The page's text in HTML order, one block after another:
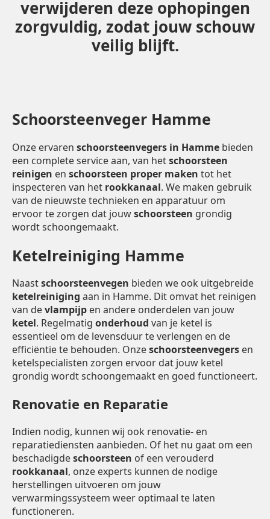
verwijderen deze ophopingen
zorgvuldig, zodat jouw schouw
veilig blijft.
Schoorsteenveger Hamme
Onze ervaren schoorsteenvegers in Hamme bieden
een complete service aan, van hetschoorsteen
reinigen en schoorsteen proper maken tot het
inspecteren van het rookkanaal. We maken gebruik
van de nieuwste technieken en apparatuur om
ervoor te zorgen dat jouwschoorsteen grondig
wordt schoongemaakt.
Ketelreiniging Hamme
Naastschoorsteenvegen bieden we ook uitgebreide
ketelreiniging aan in Hamme. Dit omvat het reinigen
van devlampijp en andere onderdelen van jouw
ketel. Regelmatig onderhoud van je ketel is
essentieel om de levensduur te verlengen en de
efficiëntie te behouden. Onzeschoorsteenvegers en
ketelspecialisten zorgen ervoor dat jouw ketel
grondig wordt schoongemaakt en goed functioneert.
Renovatie en Reparatie
Indien nodig, kunnen wij ook renovatie- en
reparatiediensten aanbieden. Of het nu gaat om een
beschadigdeschoorsteen of een verouderd
rookkanaal, onze experts kunnen de nodige
herstellingen uitvoeren om jouw
verwarmingssysteem weer optimaal te laten
functioneren.